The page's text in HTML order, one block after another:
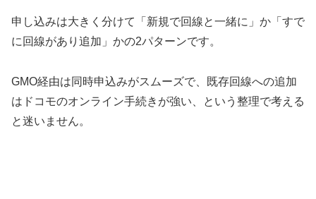
申し込みは大きく分けて「新規で回線と一緒に」か「すで
に回線があり追加」かの2パターンです。
GMO経由は同時申込みがスムーズで、既存回線への追加
はドコモのオンライン手続きが強い、という整理で考える
と迷いません。